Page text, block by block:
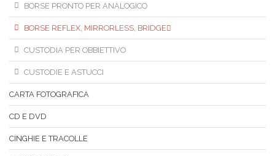
BORSE PRONTO PER ANALOGICO
BORSE REFLEX, MIRRORLESS, BRIDGE
CUSTODIA PER OBBIETTIVO
CUSTODIE E ASTUCCI
CARTA FOTOGRAFICA
CD E DVD
CINGHIE E TRACOLLE